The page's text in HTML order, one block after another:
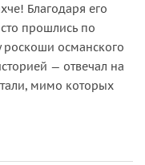
Благодаря его
прошлись по
роскоши османского
— отвечал на
мимо которых